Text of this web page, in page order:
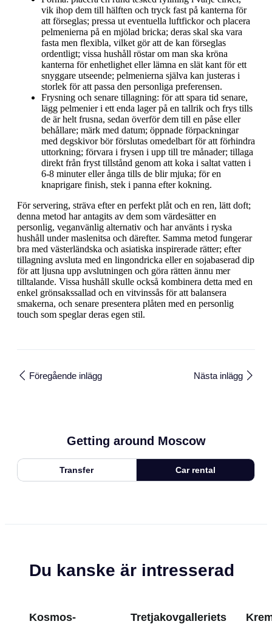
vik ihop dem till hälften och tryck fast på kanterna för
att förseglas; pressa ut eventuella luftfickor och placera
pelmenierna på en mjölad bricka; deras skal ska vara
fasta men flexibla, vilket gör att de kan förseglas
ordentligt; vissa hushåll röstar om man ska kröna
kanterna för enhetlighet eller lämna en slät kant för ett
snyggare utseende; pelmenierna själva kan justeras i
storlek för att passa den personliga preferensen.
Frysning och senare tillagning: för att spara tid senare,
lägg pelmenier i ett enda lager på en tallrik och frys tills
de är helt frusna, sedan överför dem till en påse eller
behållare; märk med datum; öppnade förpackningar
med degskivor bör förslutas omedelbart för att förhindra
uttorkning; förvara i frysen i upp till tre månader; tillaga
direkt från fryst tillstånd genom att koka i saltat vatten i
6-8 minuter eller ånga tills de blir mjuka; för en
knaprigare finish, stek i panna efter kokning.
För servering, sträva efter en perfekt plåt och en ren, lätt doft;
denna metod har antagits av dem som värdesätter en
personlig, veganvänlig alternativ och har använts i ryska
hushåll under maslenitsa och därefter. Samma metod fungerar
bra med västerländska och asiatiska inspirerade rätter; efter
tillagning avsluta med en lingondricka eller en sojabaserad dip
för att ljusna upp avslutningen och göra rätten ännu mer
tilltalande. Vissa hushåll skulle också kombinera detta med en
enkel grönsakssallad och en vitvinssås för att balansera
smakerna, och senare presentera plåten med en personlig
touch som speglar deras egen stil.
Föregående inlägg Nästa inlägg
Getting around Moscow
Transfer Car rental
Du kanske är intresserad
Kosmos-
Tretjakovgalleriets